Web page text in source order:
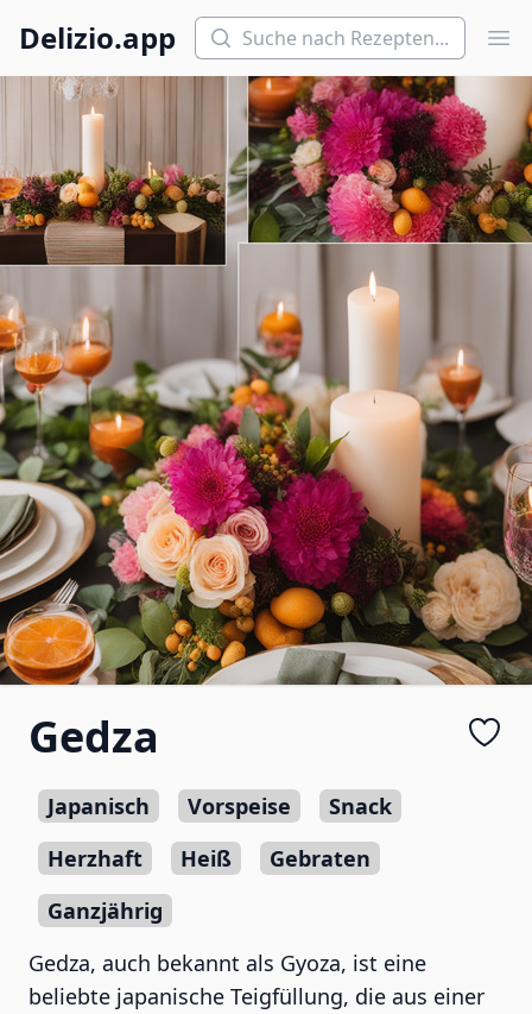
Delizio.app Suchen
Gedza
Japanisch Vorspeise
Snack
Herzhaft
Heiß
Gebraten
Ganzjährig
Gedza, auch bekannt als Gyoza, ist eine
beliebte japanische Teigfüllung, die aus einer